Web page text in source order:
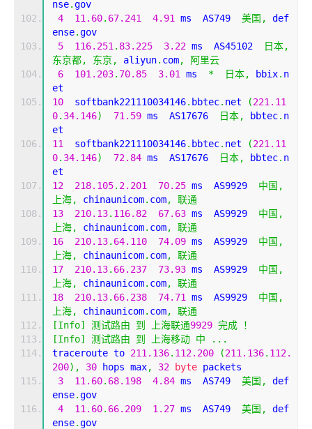
nse.gov
4
11.60. 67.241 4.91 ms  AS749 美国,
def
ense.gov
5
116.251 . 83.225 3.22 ms  AS45102
日本,
东京都,
东京, aliyun. com,
阿里云
6
101.203. 70.85 3.01 ms * 日本, bbix. n
et
10
  softbank221110034146
. bbtec. net (221.11
0. 34.146) 71.59 ms  AS17676 日本, bbtec. n
et
11
  softbank221110034146
. bbtec. net (221.11
0. 34.146) 72.84 ms  AS17676 日本, bbtec. n
et
12
218.105. 2.201 70.25 ms  AS9929 中国,
上海,
chinaunicom. com,
联通
13
210.13. 116.82 67.63 ms  AS9929 中国,
上海,
chinaunicom. com,
联通
16
210.13. 64.110 74.09 ms  AS9929 中国,
上海,
chinaunicom. com,
联通
17
210.13. 66.237 73.93 ms  AS9929 中国,
上海,
chinaunicom. com,
联通
18
210.13. 66.238 74.71 ms  AS9929 中国,
上海,
chinaunicom. com,
联通
[Info] 测试路由 到 上海联通9929 完成
！
[Info] 测试路由 到 上海移动 中
...
traceroute to 211.136. 112.200 (211.136. 112.
200), 30 hops max, 32 byte packets
3
11.60. 68.198 4.84 ms  AS749 美国,
def
ense.gov
4
11.60. 66.209 1.27 ms  AS749 美国,
def
ense.gov